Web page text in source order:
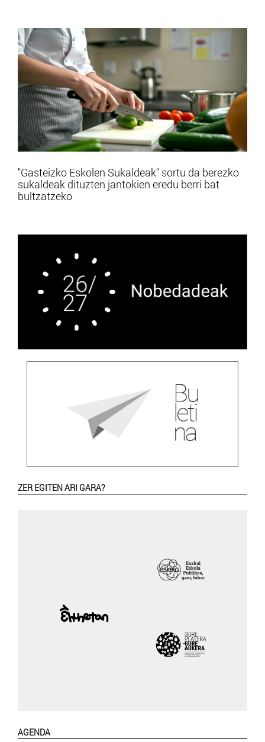
"Gasteizko Eskolen Sukaldeak" sortu da berezko
sukaldeak dituzten jantokien eredu berri bat
bultzatzeko
ZER EGITEN ARI GARA?
AGENDA